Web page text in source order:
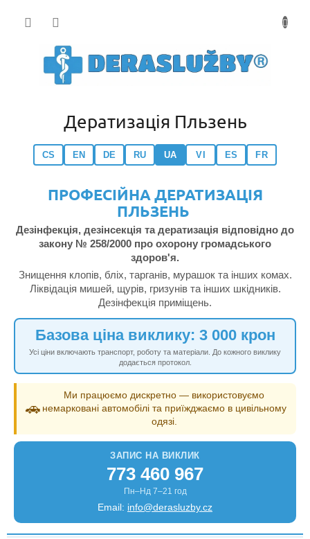
Дератизація Пльзень
CS EN DE RU UA VI ES FR
ПРОФЕСІЙНА ДЕРАТИЗАЦІЯ
ПЛЬЗЕНЬ
Дезінфекція, дезінсекція та дератизація відповідно до
закону № 258/2000 про охорону громадського
здоров'я.
Знищення клопів, бліх, тарганів, мурашок та інших комах.
Ліквідація мишей, щурів, гризунів та інших шкідників.
Дезінфекція приміщень.
Базова ціна виклику: 3 000 крон
Усі ціни включають транспорт, роботу та матеріали. До кожного виклику
додається протокол.
🚗
Ми працюємо дискретно — використовуємо
немарковані автомобілі та приїжджаємо в цивільному
одязі.
ЗАПИС НА ВИКЛИК
773 460 967
Пн–Нд 7–21 год
Email: info@derasluzby.cz